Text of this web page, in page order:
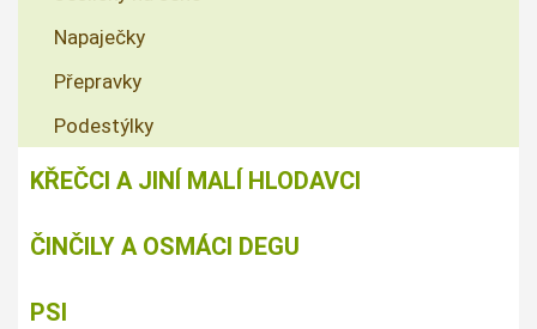
Napaječky
Přepravky
Podestýlky
KŘEČCI A JINÍ MALÍ HLODAVCI
ČINČILY A OSMÁCI DEGU
PSI